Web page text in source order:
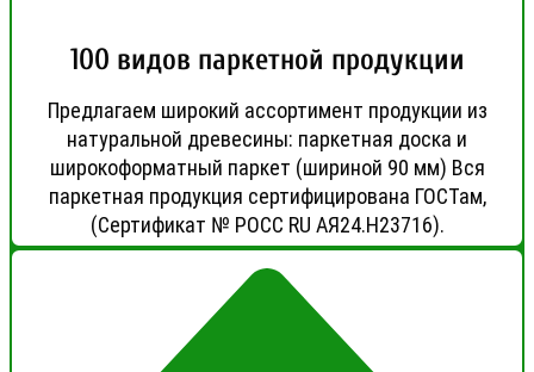
100 видов паркетной продукции
Предлагаем широкий ассортимент продукции из
натуральной древесины: паркетная доска и
широкоформатный паркет (шириной 90 мм) Вся
паркетная продукция сертифицирована ГОСТам,
(Сертификат № РОСС RU АЯ24.Н23716).